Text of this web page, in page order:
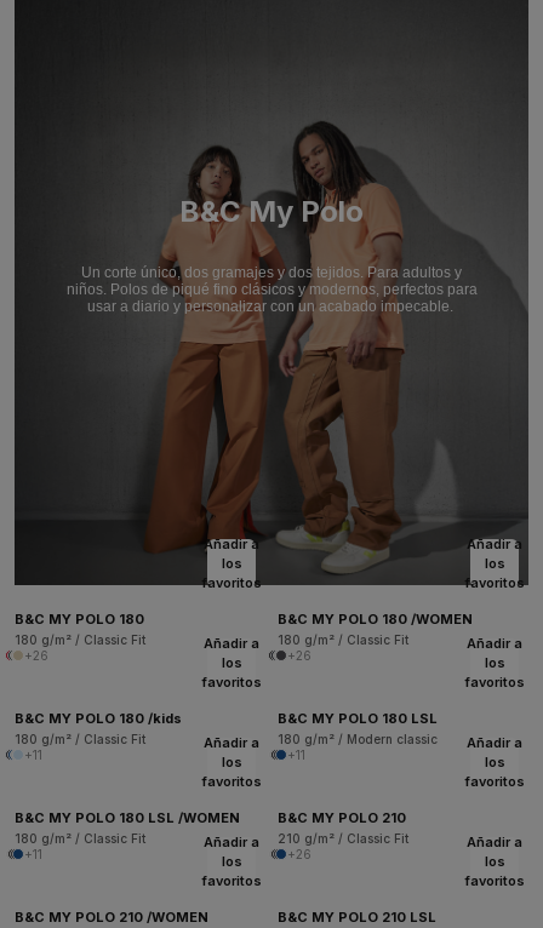
B&C My Polo
Un corte único, dos gramajes y dos tejidos. Para adultos y
niños. Polos de piqué fino clásicos y modernos, perfectos para
usar a diario y personalizar con un acabado impecable.
Añadir a
los
favoritos
B&C MY POLO 180
180 g/m² / Classic Fit
+26
Añadir a
los
favoritos
B&C MY POLO 180 /WOMEN
180 g/m² / Classic Fit
+26
Añadir a
los
favoritos
B&C MY POLO 180 /kids
180 g/m² / Classic Fit
+11
Añadir a
los
favoritos
B&C MY POLO 180 LSL
180 g/m² / Modern classic
+11
Añadir a
los
favoritos
B&C MY POLO 180 LSL /WOMEN
180 g/m² / Classic Fit
+11
Añadir a
los
favoritos
B&C MY POLO 210
210 g/m² / Classic Fit
+26
Añadir a
los
favoritos
B&C MY POLO 210 /WOMEN
Añadir a
los
favoritos
B&C MY POLO 210 LSL